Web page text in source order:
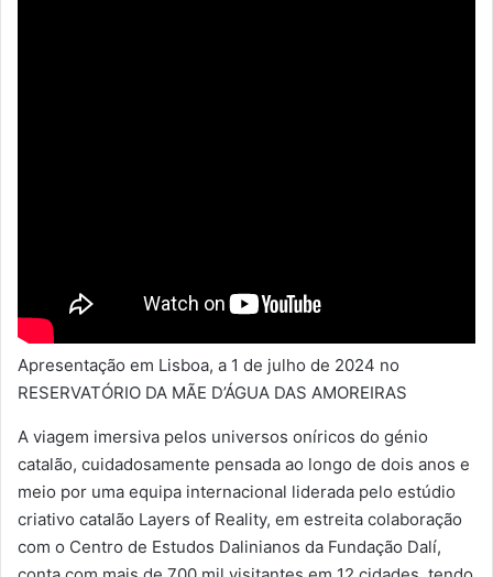
Apresentação em Lisboa, a 1 de julho de 2024 no
RESERVATÓRIO DA MÃE D’ÁGUA DAS AMOREIRAS
A viagem imersiva pelos universos oníricos do génio
catalão, cuidadosamente pensada ao longo de dois anos e
meio por uma equipa internacional liderada pelo estúdio
criativo catalão Layers of Reality, em estreita colaboração
com o Centro de Estudos Dalinianos da Fundação Dalí,